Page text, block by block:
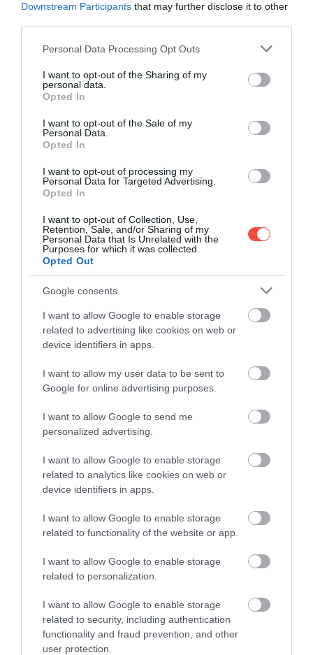
Downstream Participants that may further disclose it to other
Please note that this website/app uses one or more Google
not limited to your visit or usage behaviour. You may click to
grant or deny consent to Google and its third-party tags to
use your data for below specified purposes in below Google
consent section.
Personal Data Processing Opt Outs
I want to opt-out of the Sharing of my
personal data.
Opted In
I want to opt-out of the Sale of my
Personal Data.
Opted In
I want to opt-out of processing my
Personal Data for Targeted Advertising.
Opted In
I want to opt-out of Collection, Use,
Retention, Sale, and/or Sharing of my
Personal Data that Is Unrelated with the
Purposes for which it was collected.
Opted Out
Google consents
I want to allow Google to enable storage
related to advertising like cookies on web or
device identifiers in apps.
I want to allow my user data to be sent to
Google for online advertising purposes.
I want to allow Google to send me
personalized advertising.
I want to allow Google to enable storage
related to analytics like cookies on web or
device identifiers in apps.
I want to allow Google to enable storage
related to functionality of the website or app.
I want to allow Google to enable storage
related to personalization.
I want to allow Google to enable storage
related to security, including authentication
functionality and fraud prevention, and other
user protection.
A bejegyzés megtekintése az Instagramon
Habár rengeteg kalandban volt részük, a házaspár
úgy látja, bőven akadtak nehézségek is. Tamira
Thaiföldön dengue-lázat kapott (dengue-vírus által
okozott fertőző megbetegedés), Vietnamban a
család hitelkártyáját lenyelte egy automata, a Fülöp-
szigeteken pedig mind az öten elkaptak egy
betegséget egy hostelben.
A bejegyzés megtekintése az Instagramon